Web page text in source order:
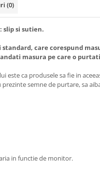
(0)
slip si sutien.
care corespund
masura pe care o
este ca produsele sa fie in
semne de purtare, sa
in functie de monitor.